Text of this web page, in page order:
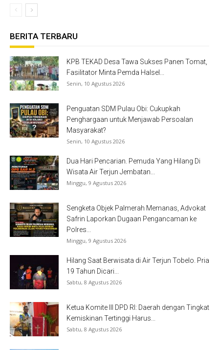
BERITA TERBARU
KPB TEKAD Desa Tawa Sukses Panen Tomat,
Fasilitator Minta Pemda Halsel...
Senin, 10 Agustus 2026
Penguatan SDM Pulau Obi: Cukupkah
Penghargaan untuk Menjawab Persoalan
Masyarakat?
Senin, 10 Agustus 2026
Dua Hari Pencarian. Pemuda Yang Hilang Di
Wisata Air Terjun Jembatan...
Minggu, 9 Agustus 2026
Sengketa Objek Palmerah Memanas, Advokat
Safrin Laporkan Dugaan Pengancaman ke
Polres...
Minggu, 9 Agustus 2026
Hilang Saat Berwisata di Air Terjun Tobelo. Pria
19 Tahun Dicari...
Sabtu, 8 Agustus 2026
Ketua Komite III DPD RI: Daerah dengan Tingkat
Kemiskinan Tertinggi Harus...
Sabtu, 8 Agustus 2026